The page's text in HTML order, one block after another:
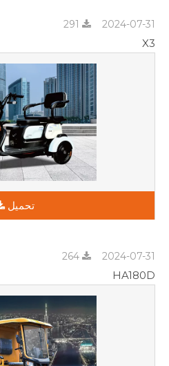
2024-07-31
X3
تحميل
2024-07-31
HA180D